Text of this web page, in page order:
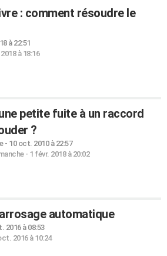
: comment résoudre le
à 22:51
à 18:16
petite fuite à un raccord
?
- 10 oct. 2010 à 22:57
- 1 févr. 2018 à 20:02
automatique
2016 à 08:53
2016 à 10:24